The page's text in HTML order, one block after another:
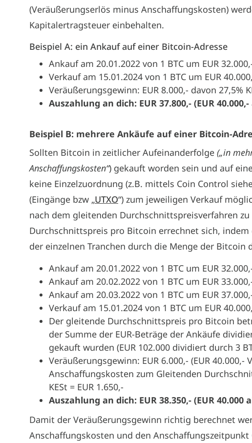
(Veräußerungserlös minus Anschaffungskosten)
Kapitalertragsteuer einbehalten.
Beispiel A: ein Ankauf auf einer Bitcoin-Adresse
Ankauf am 20.01.2022 von 1 BTC um EUR
Verkauf am 15.01.2024 von 1 BTC um EUR
Veräußerungsgewinn: EUR 8.000,- davon 27,5%
Auszahlung an dich: EUR 37.800,- (EUR
Beispiel B: mehrere Ankäufe auf einer Bitcoin-
Sollten Bitcoin in zeitlicher Aufeinanderfolge („in
Anschaffungskosten“) gekauft worden sein und auf
keine Einzelzuordnung (z.B. mittels Coin Control
(Eingänge bzw „UTXO“) zum jeweiligen Verkauf
nach dem gleitenden Durchschnittspreisverfahren
Durchschnittspreis pro Bitcoin errechnet sich,
der einzelnen Tranchen durch die Menge der Bitcoin
Ankauf am 20.01.2022 von 1 BTC um EUR
Ankauf am 20.02.2022 von 1 BTC um EUR
Ankauf am 20.03.2022 von 1 BTC um EUR
Verkauf am 15.01.2024 von 1 BTC um EUR
Der gleitende Durchschnittspreis pro Bitcoin
der Summe der EUR-Beträge der Ankäufe
gekauft wurden (EUR 102.000 dividiert durch 3
Veräußerungsgewinn: EUR 6.000,- (EUR
Anschaffungskosten zum Gleitenden
KESt = EUR 1.650,-
Auszahlung an dich: EUR 38.350,- (EUR 40.000
Damit der Veräußerungsgewinn richtig berechnet
Anschaffungskosten und den